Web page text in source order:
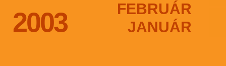
2003
FEBRUÁR
JANUÁR